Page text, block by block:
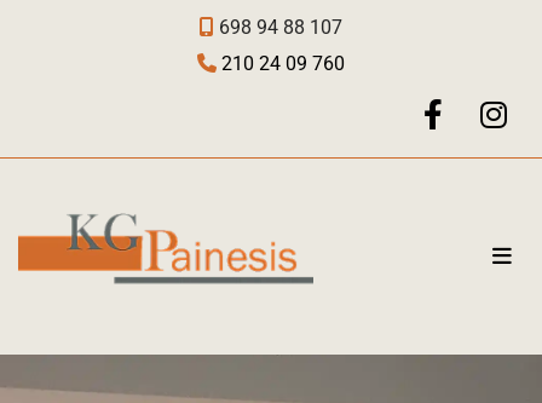
698 94 88 107
 210 24 09 760